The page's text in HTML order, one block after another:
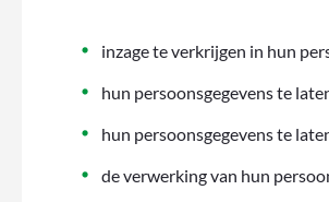
inzage te verkrijgen in hun
hun persoonsgegevens te
hun persoonsgegevens te
de verwerking van hun